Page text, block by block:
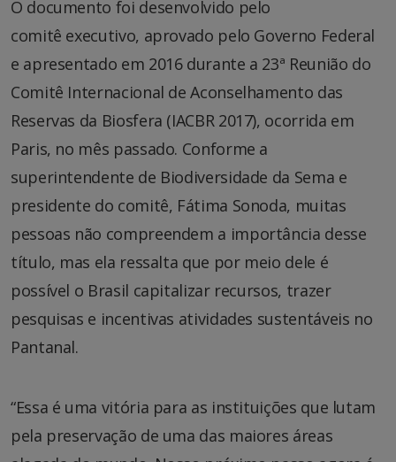
O documento foi desenvolvido pelo
comitê executivo, aprovado pelo Governo Federal
e apresentado em 2016 durante a 23ª Reunião do
Comitê Internacional de Aconselhamento das
Reservas da Biosfera (IACBR 2017), ocorrida em
Paris, no mês passado. Conforme a
superintendente de Biodiversidade da Sema e
presidente do comitê, Fátima Sonoda, muitas
pessoas não compreendem a importância desse
título, mas ela ressalta que por meio dele é
possível o Brasil capitalizar recursos, trazer
pesquisas e incentivas atividades sustentáveis no
Pantanal.
“Essa é uma vitória para as instituições que lutam
pela preservação de uma das maiores áreas